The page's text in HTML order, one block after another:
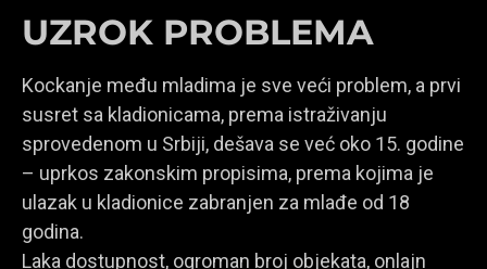
UZROK PROBLEMA
Kockanje među mladima je sve veći problem, a prvi
susret sa kladionicama, prema istraživanju
sprovedenom u Srbiji, dešava se već oko 15. godine
– uprkos zakonskim propisima, prema kojima je
ulazak u kladionice zabranjen za mlađe od 18
godina.
Laka dostupnost, ogroman broj objekata, onlajn